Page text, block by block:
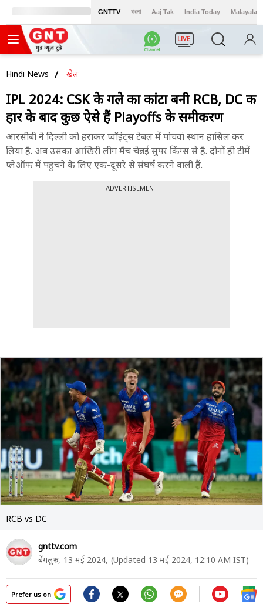
GNTTV বাংলা Aaj Tak India Today Malayalam
LIVE
Hindi News खेल
IPL 2024: CSK के गले का कांटा बनी RCB, DC की
हार के बाद कुछ ऐसे हैं Playoffs के समीकरण
आरसीबी ने दिल्ली को हराकर प्वॉइंट्स टेबल में पांचवां स्थान हासिल कर
लिया है. अब उसका आखिरी लीग मैच चेन्नई सुपर किंग्स से है. दोनों ही टीमें
प्लेऑफ में पहुंचने के लिए एक-दूसरे से संघर्ष करने वाली हैं.
ADVERTISEMENT
RCB vs DC
gnttv.com
बेंगलुरु, 13 मई 2024, (Updated 13 मई 2024, 12:10 AM IST)
Prefer us on